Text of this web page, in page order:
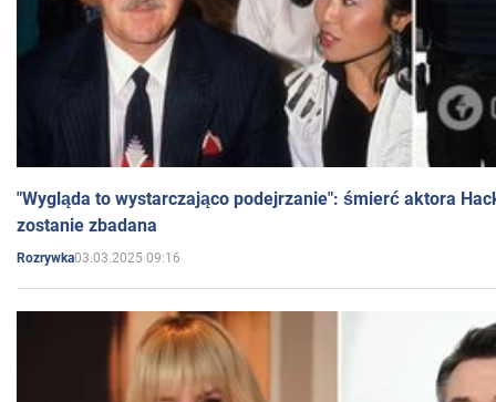
"Wygląda to wystarczająco podejrzanie": śmierć aktora
zostanie zbadana
Rozrywka03.03.2025 09:16